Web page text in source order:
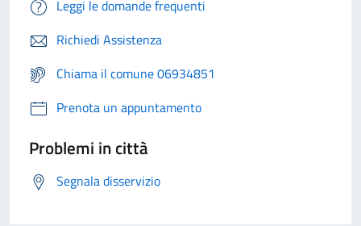
Leggi le domande frequenti
Richiedi Assistenza
Chiama il comune 06934851
Prenota un appuntamento
Problemi in città
Segnala disservizio